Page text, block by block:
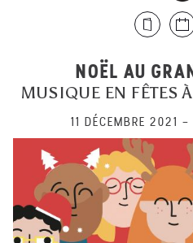
NOËL AU
MUSIQUE EN FÊTES
11 DÉCEMBRE 2021 –